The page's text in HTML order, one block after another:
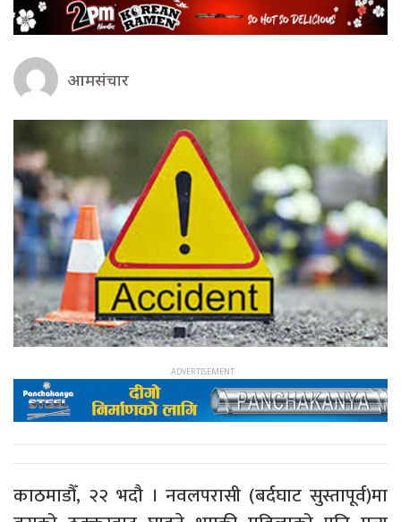
आमसंचार
काठमाडौँ, २२ भदौ । नवलपरासी (बर्दघाट सुस्तापूर्व)मा